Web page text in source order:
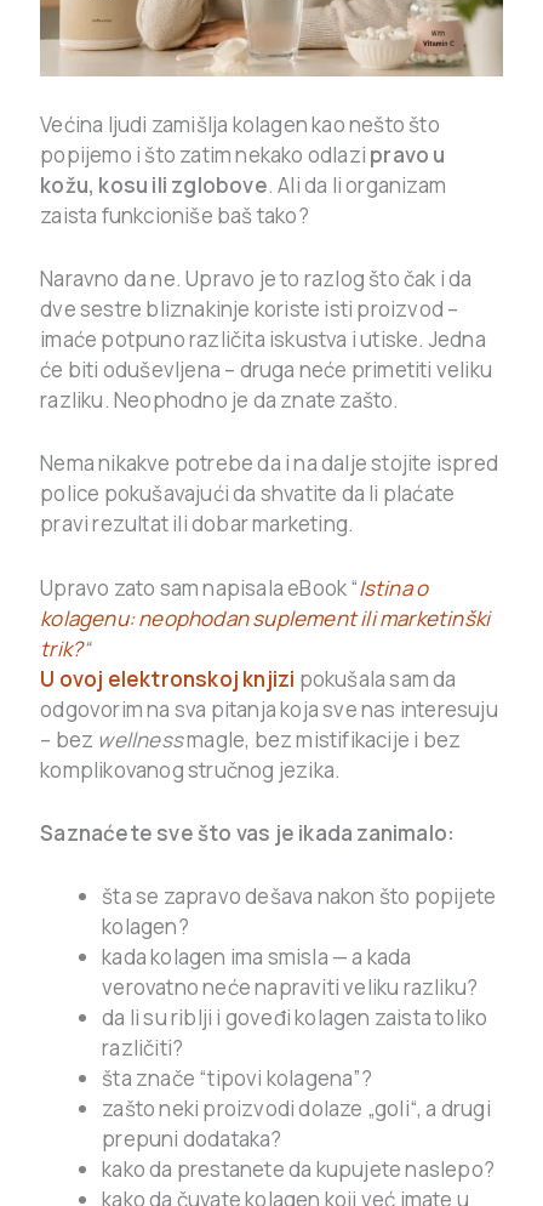
Većina ljudi zamišlja kolagen kao nešto što
popijemo i što zatim nekako odlazi pravo u
kožu, kosu ili zglobove. Ali da li organizam
zaista funkcioniše baš tako?
Naravno da ne. Upravo je to razlog što čak i da
dve sestre bliznakinje koriste isti proizvod –
imaće potpuno različita iskustva i utiske. Jedna
će biti oduševljena – druga neće primetiti veliku
razliku. Neophodno je da znate zašto.
Nema nikakve potrebe da i na dalje stojite ispred
police pokušavajući da shvatite da li plaćate
pravi rezultat ili dobar marketing.
Upravo zato sam napisala eBook “Istina o
kolagenu: neophodan suplement ili marketinški
trik?“
U ovoj elektronskoj knjizi pokušala sam da
odgovorim na sva pitanja koja sve nas interesuju
– bez wellnessmagle, bez mistifikacije i bez
komplikovanog stručnog jezika.
Saznaćete sve što vas je ikada zanimalo:
šta se zapravo dešava nakon što popijete
kolagen?
kada kolagen ima smisla — a kada
verovatno neće napraviti veliku razliku?
da li su riblji i goveđi kolagen zaista toliko
različiti?
šta znače “tipovi kolagena”?
zašto neki proizvodi dolaze „goli“, a drugi
prepuni dodataka?
kako da prestanete da kupujete naslepo?
kako da čuvate kolagen koji već imate u